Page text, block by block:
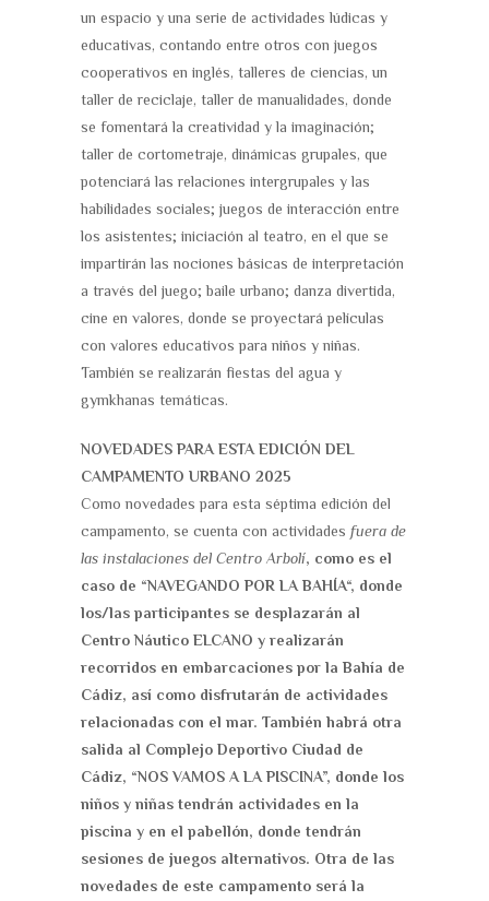
un espacio y una serie de actividades lúdicas y
educativas, contando entre otros con juegos
cooperativos en inglés, talleres de ciencias, un
taller de reciclaje, taller de manualidades, donde
se fomentará la creatividad y la imaginación;
taller de cortometraje, dinámicas grupales, que
potenciará las relaciones intergrupales y las
habilidades sociales; juegos de interacción entre
los asistentes; iniciación al teatro, en el que se
impartirán las nociones básicas de interpretación
a través del juego; baile urbano; danza divertida,
cine en valores, donde se proyectará películas
con valores educativos para niños y niñas.
También se realizarán fiestas del agua y
gymkhanas temáticas.
NOVEDADES PARA ESTA EDICIÓN DEL
CAMPAMENTO URBANO 2025
Como novedades para esta séptima edición del
campamento, se cuenta con actividades fuera de
las instalaciones del Centro Arbolí, como es el
caso de “NAVEGANDO POR LA BAHÍA“, donde
los/las participantes se desplazarán al
Centro Náutico ELCANO y realizarán
recorridos en embarcaciones por la Bahía de
Cádiz, así como disfrutarán de actividades
relacionadas con el mar. También habrá otra
salida al Complejo Deportivo Ciudad de
Cádiz, “NOS VAMOS A LA PISCINA”, donde los
niños y niñas tendrán actividades en la
piscina y en el pabellón, donde tendrán
sesiones de juegos alternativos. Otra de las
novedades de este campamento será la